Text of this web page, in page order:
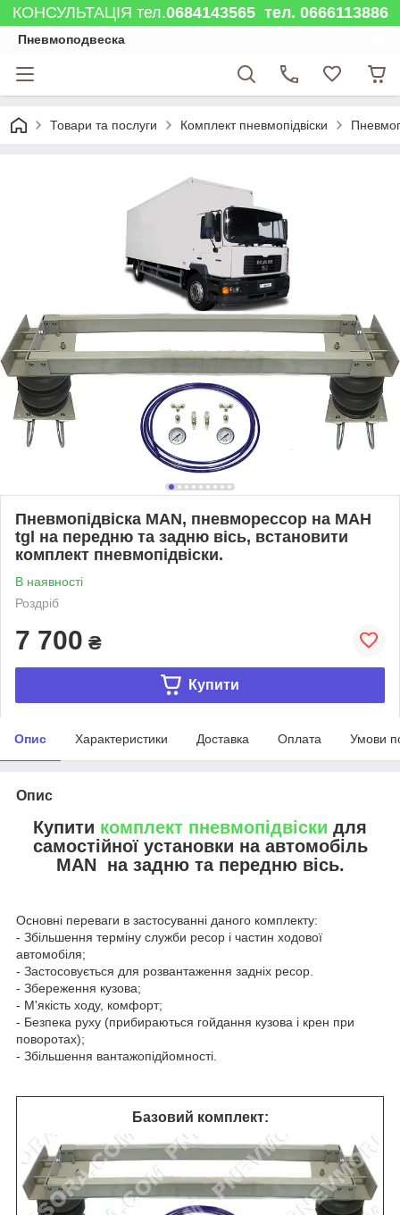
КОНСУЛЬТАЦІЯ тел.0684143565 тел. 0666113886
Пневмоподвеска
Товари та послуги Комплект пневмопідвіски
Пневмопідвіска MAN, пневморессор на МАН
tgl на передню та задню вісь, встановити
комплект пневмопідвіски.
В наявності
Роздріб
7 700 ₴
Купити
Опис Характеристики Доставка Оплата Умови
Опис
Купити комплект пневмопідвіски для
самостійної установки на автомобіль
MAN на задню та передню вісь.
Основні переваги в застосуванні даного комплекту:
- Збільшення терміну служби ресор і частин ходової
автомобіля;
- Застосовується для розвантаження задніх ресор.
- Збереження кузова;
- М'якість ходу, комфорт;
- Безпека руху (прибираються гойдання кузова і крен при
поворотах);
- Збільшення вантажопідйомності.
Базовий комплект: